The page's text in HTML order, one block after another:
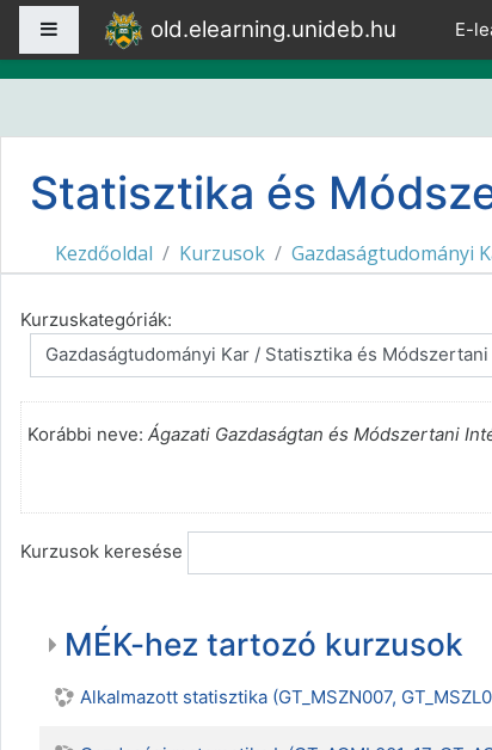
Tovább a fő tartalomhoz
Oldalpanel old.elearning.unideb.hu E-
Statisztika és
Kezdőoldal Kurzusok Gazdaságtudományi
Kurzuskategóriák:
Korábbi neve: Ágazati Gazdaságtan és Módszertani
Kurzusok keresése
MÉK-hez tartozó kurzusok
Alkalmazott statisztika (GT_MSZN007,